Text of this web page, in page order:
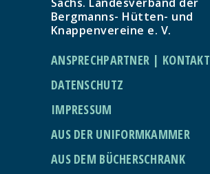
Bergmanns- Hütten- und
Knappenvereine e. V.
ANSPRECHPARTNER | KONTAKT
DATENSCHUTZ
IMPRESSUM
AUS DER UNIFORMKAMMER
AUS DEM BÜCHERSCHRANK